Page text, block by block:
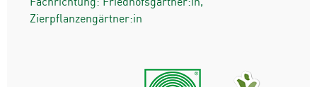
Zierpflanzengärtner:in